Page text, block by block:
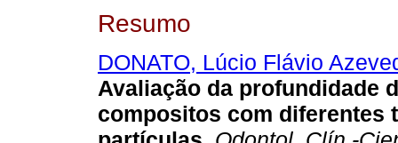
Resumo
DONATO, Lúcio Flávio
Avaliação da profundidade
compositos com diferentes